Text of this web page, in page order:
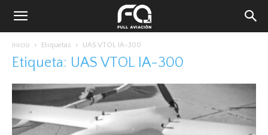
Inicio Etiquetas UAS VTOL IA-300
Etiqueta: UAS VTOL IA-300